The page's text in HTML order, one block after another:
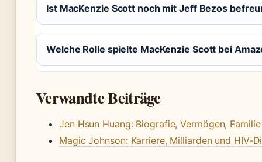
Ist MacKenzie Scott noch mit Jeff Bezos
Welche Rolle spielte MacKenzie Scott bei
Verwandte Beiträge
Jen Hsun Huang: Biografie, Vermögen,
Magic Johnson: Karriere, Milliarden und HIV-